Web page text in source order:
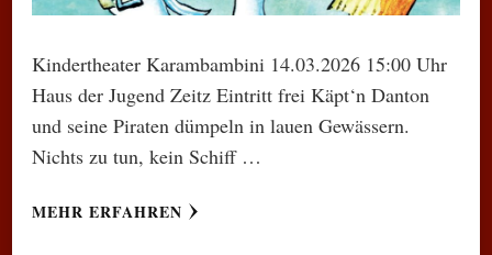
Kindertheater Karambambini 14.03.2026 15:00 Uhr
Haus der Jugend Zeitz Eintritt frei Käpt‘n Danton
und seine Piraten dümpeln in lauen Gewässern.
Nichts zu tun, kein Schiff …
MEHR ERFAHREN